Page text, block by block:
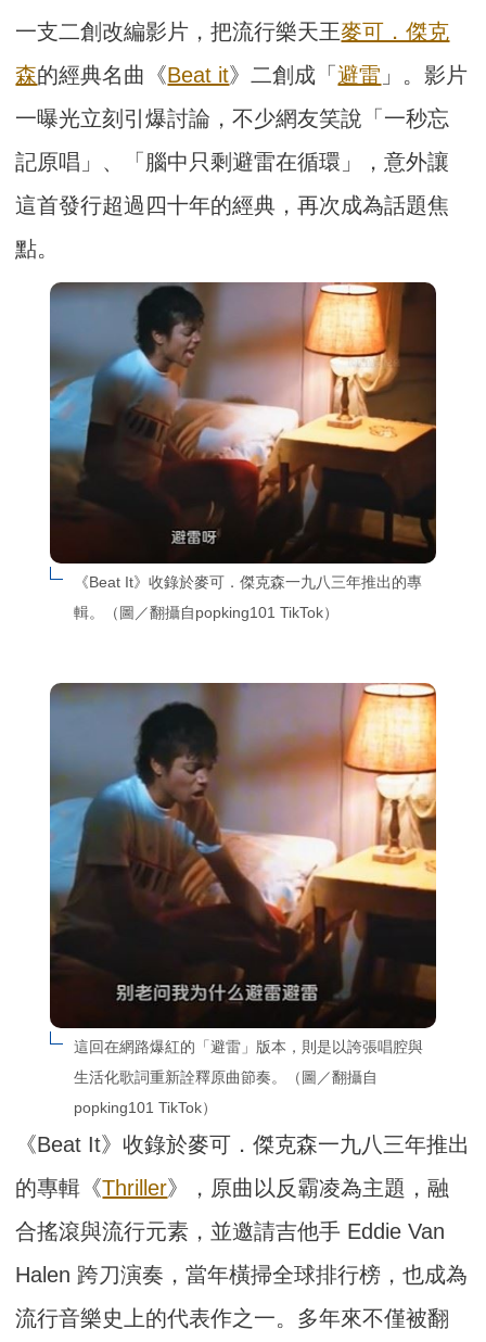
一支二創改編影片，把流行樂天王麥可．傑克
森的經典名曲《Beat it》二創成「避雷 」。影片
一曝光立刻引爆討論，不少網友笑說「一秒忘
記原唱」、「腦中只剩避雷在循環」，意外讓
這首發行超過四十年的經典，再次成為話題焦
點。
《Beat It》收錄於麥可．傑克森一九八三年推出的專
輯。（圖／翻攝自popking101 TikTok）
這回在網路爆紅的「避雷」版本，則是以誇張唱腔與
生活化歌詞重新詮釋原曲節奏。（圖／翻攝自
popking101 TikTok）
《Beat It》收錄於麥可．傑克森一九八三年推出
的專輯《Thriller》，原曲以反霸凌為主題，融
合搖滾與流行元素，並邀請吉他手 Eddie Van
Halen 跨刀演奏，當年橫掃全球排行榜，也成為
流行音樂史上的代表作之一。多年來不僅被翻